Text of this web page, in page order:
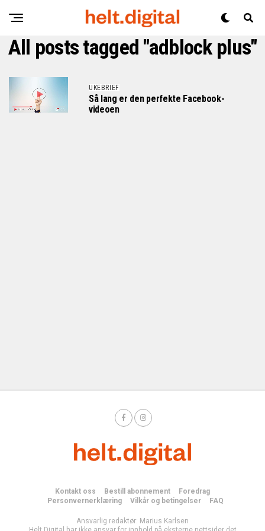
All posts tagged "adblock plus"
UKEBRIEF
Så lang er den perfekte Facebook-
videoen
Kontakt oss Bestill abonnement
Foredrag
Personvernerklæring
Vilkår og betingelser FAQ
Ansvarlig redaktør: Marius Karlsen